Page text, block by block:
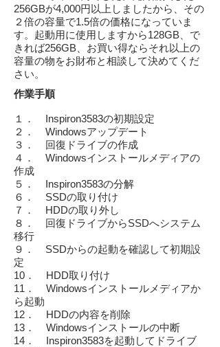
256GBが4,000円以上しましたから、その
２倍の容量で1.5倍の価格になっていま
す。起動用に使用しますから128GB、で
きれば256GB、お買い得ならそれ以上の
容量の物をお財布と相談して決めてくだ
さい。
作業手順
１． Inspiron3583の初期設定
２． Windowsアップデート
３． 回復ドライブの作成
４． Windowsインストールメディアの
作成
５． Inspiron3583の分解
６． SSDの取り付け
７． HDDの取り外し
８． 回復ドライブからSSDへシステム
移行
９． SSDからの起動を確認して初期設
定
10． HDD取り付け
11． Windowsインストールメディアか
ら起動
12． HDDの内容を削除
13． Windowsインストールの中断
14． Inspiron3583を起動してドライブ